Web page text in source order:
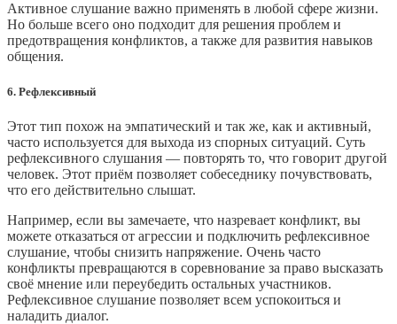
Активное слушание важно применять в любой сфере жизни.
Но больше всего оно подходит для решения проблем и
предотвращения конфликтов, а также для развития навыков
общения.
6. Рефлексивный
Этот тип похож на эмпатический и так же, как и активный,
часто используется для выхода из спорных ситуаций. Суть
рефлексивного слушания — повторять то, что говорит другой
человек. Этот приём позволяет собеседнику почувствовать,
что его действительно слышат.
Например, если вы замечаете, что назревает конфликт, вы
можете отказаться от агрессии и подключить рефлексивное
слушание, чтобы снизить напряжение. Очень часто
конфликты превращаются в соревнование за право высказать
своё мнение или переубедить остальных участников.
Рефлексивное слушание позволяет всем успокоиться и
наладить диалог.